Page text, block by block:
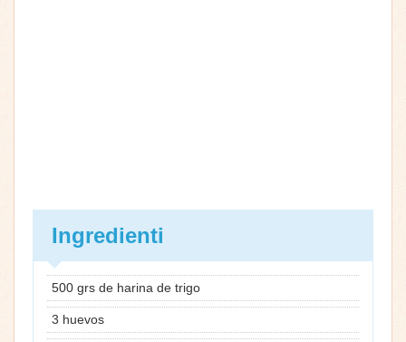
Ingredienti
500 grs de harina de trigo
3 huevos